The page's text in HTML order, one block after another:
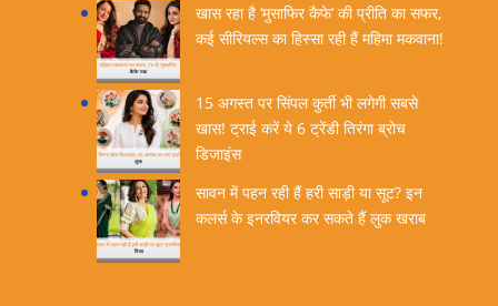
खास रहा है ‘मुसाफिर कैफे’ की प्रीति का सफर,
कई सीरियल्स का हिस्सा रही हैं महिमा मकवाना!
15 अगस्त पर सिंपल कुर्ती भी लगेगी सबसे
खास! ट्राई करें ये 6 ट्रेंडी तिरंगा ब्रोच
डिजाइंस
सावन में पहन रही हैं हरी साड़ी या सूट? इन
कलर्स के इनरवियर कर सकते हैं लुक खराब